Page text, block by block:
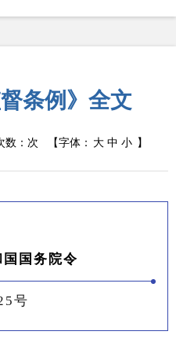
条例》全文
： 次 【字体： 大 中 小 】
国国务院令
号